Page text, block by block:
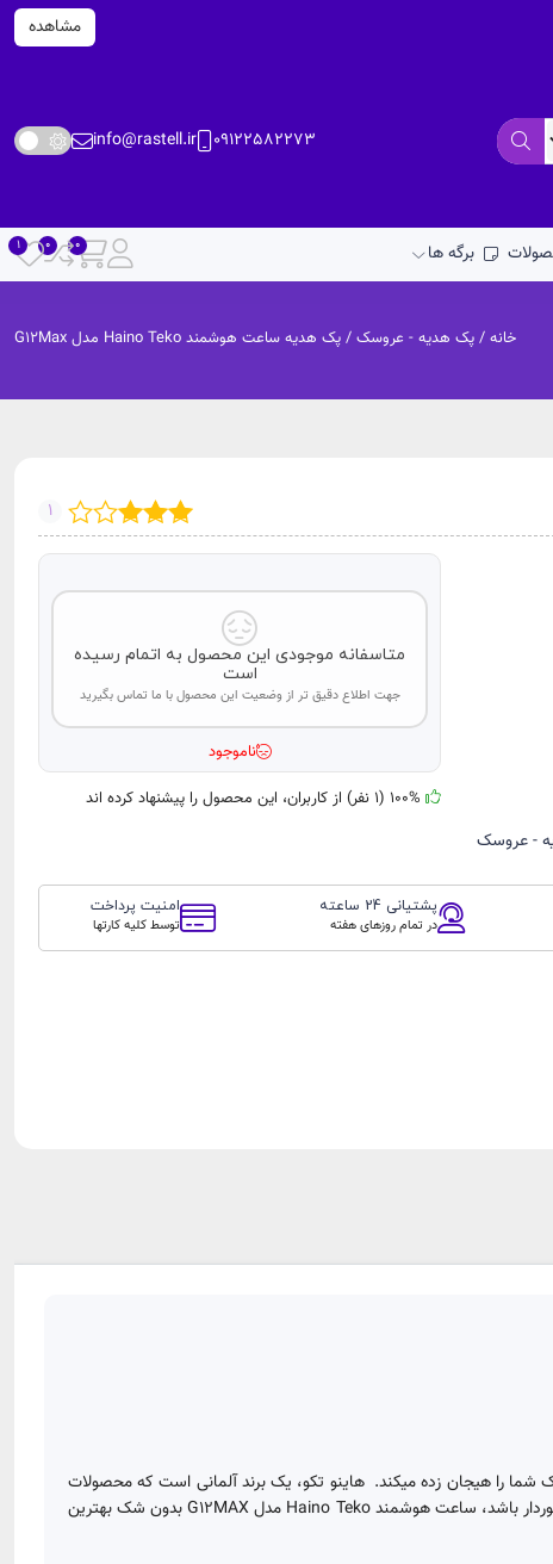
مشاهده
09122582273
info@rastell.ir
برگه ها
خانه / پک هدیه - عروسک / پک هدیه ساعت هوشمند Haino Teko مدل G12Max
1
- عروسک
متاسفانه موجودی این محصول به اتمام رسیده
است
جهت اطلاع دقیق تر از وضعیت این محصول با ما تماس بگیرید
ناموجود
100% (1 نفر) از کاربران، این محصول را پیشنهاد کرده اند
پشتیانی 24 ساعته
در تمام روزهای هفته
امنیت پرداخت
توسط کلیه کارتها
را هیجان زده میکند. ‌ هاینو تکو، یک برند آلمانی است که محصولات
اقتصادی و باکیفیت خود را در چین مونتاژ می‌کند.‌ اگر به دنبال یک ساعت هوشمند مقرون به صرفه و بسیار شیک هستید که از قابلیت مکالمه تلفنی برخوردار باشد، ساعت هوشمند Haino Teko مدل G12MAX بدون شک بهترین